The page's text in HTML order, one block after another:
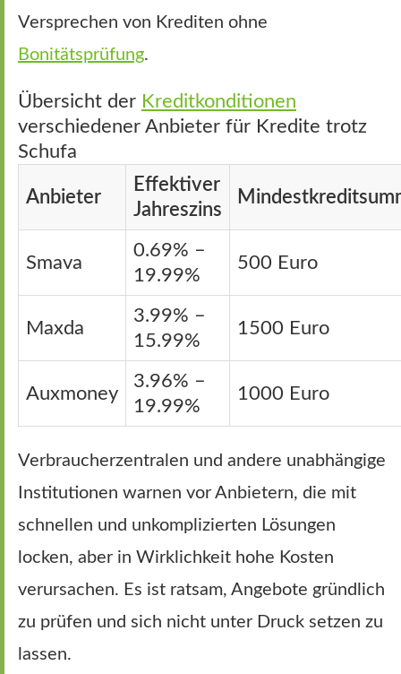
Versprechen von Krediten ohne
Bonitätsprüfung.
Übersicht der Kreditkonditionen
verschiedener Anbieter für Kredite trotz
Schufa
Anbieter
Effektiver
Jahreszins
Smava
0.69% –
19.99%
500 Euro
Maxda
3.99% –
15.99%
1500 Euro
Auxmoney
3.96% –
19.99%
1000 Euro
Verbraucherzentralen und andere unabhängige
Institutionen warnen vor Anbietern, die mit
schnellen und unkomplizierten Lösungen
locken, aber in Wirklichkeit hohe Kosten
verursachen. Es ist ratsam, Angebote gründlich
zu prüfen und sich nicht unter Druck setzen zu
lassen.